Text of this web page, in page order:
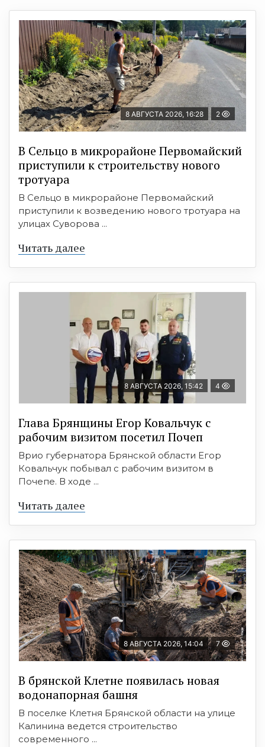
8 АВГУСТА 2026, 16:28 2
В Сельцо в микрорайоне Первомайский
приступили к строительству нового
тротуара
В Сельцо в микрорайоне Первомайский
приступили к возведению нового тротуара на
улицах Суворова ...
Читать далее
8 АВГУСТА 2026, 15:42 4
Глава Брянщины Егор Ковальчук с
рабочим визитом посетил Почеп
Врио губернатора Брянской области Егор
Ковальчук побывал с рабочим визитом в
Почепе. В ходе ...
Читать далее
8 АВГУСТА 2026, 14:04 7
В брянской Клетне появилась новая
водонапорная башня
В поселке Клетня Брянской области на улице
Калинина ведется строительство
современного ...